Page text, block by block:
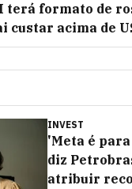
terá formato de
custar acima de
INVEST
'Meta é
diz
atribuir